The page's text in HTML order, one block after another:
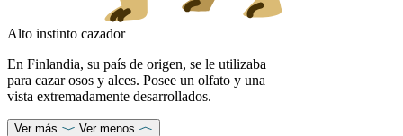
Alto instinto cazador
En Finlandia, su país de origen, se le utilizaba
para cazar osos y alces. Posee un olfato y una
vista extremadamente desarrollados.
Ver más Ver menos